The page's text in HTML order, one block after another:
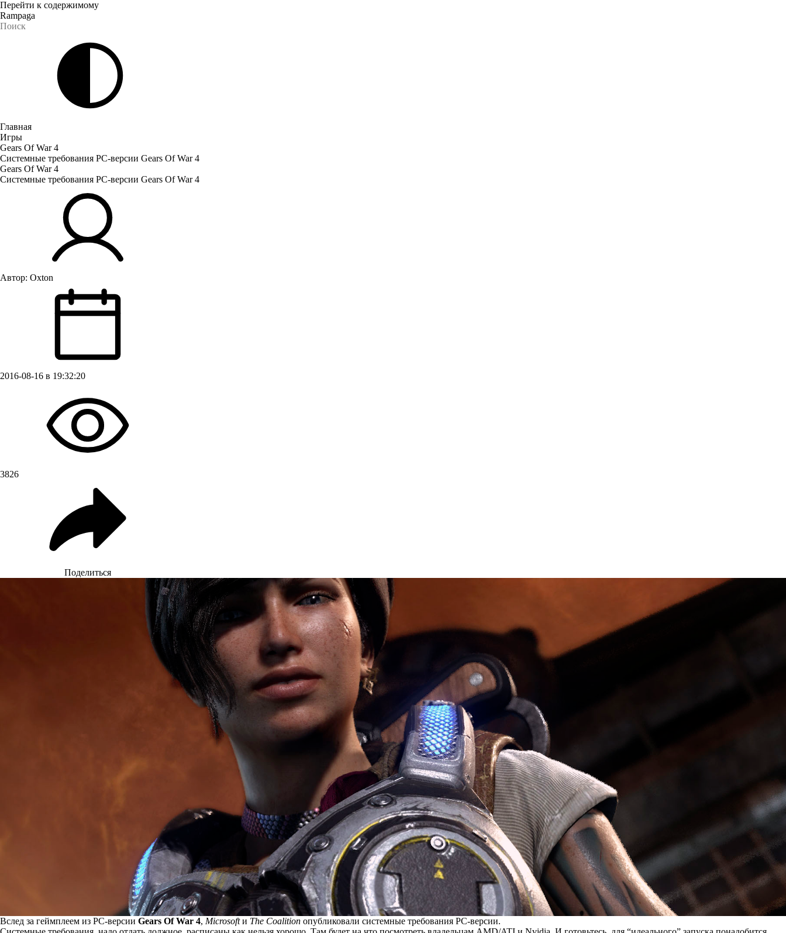
Перейти к содержимому
Rampaga
Главная
Игры
Gears Of War 4
Системные требования PC-версии Gears Of War 4
Gears Of War 4
Системные требования PC-версии Gears Of War 4
Автор: Oxton
2016-08-16 в 19:32:20
3826
Поделиться
Вслед за геймплеем из PC-версии Gears Of War 4, Microsoftи The Coalition опубликовали системные требования PC-версии.